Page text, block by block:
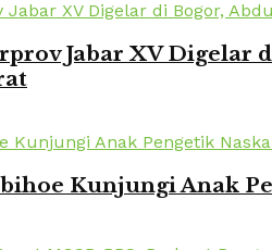
Jabar XV Digelar
Kunjungi Anak